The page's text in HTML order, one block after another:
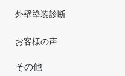
外壁塗装診断
お客様の声
その他